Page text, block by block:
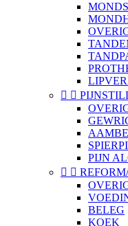
 
PIJN
 
BELEG
KOEK